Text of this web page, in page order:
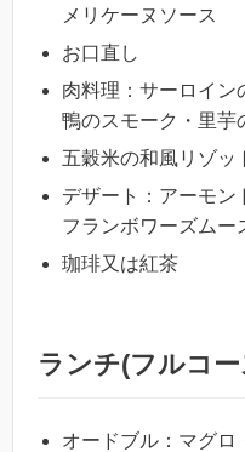
メリケーヌソース
お口直し
肉料理：サーロイン
鴨のスモーク・里芋
五穀米の和風リゾッ
デザート：アーモ
フランボワーズムー
珈琲又は紅茶
ランチ(フルコ
オードブル：マグロ